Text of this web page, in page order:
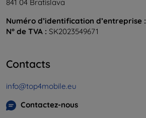
841 04 Bratislava
Numéro d’identification d’entreprise :
N° de TVA : SK2023549671
Contacts
info@top4mobile.eu
Contactez-nous